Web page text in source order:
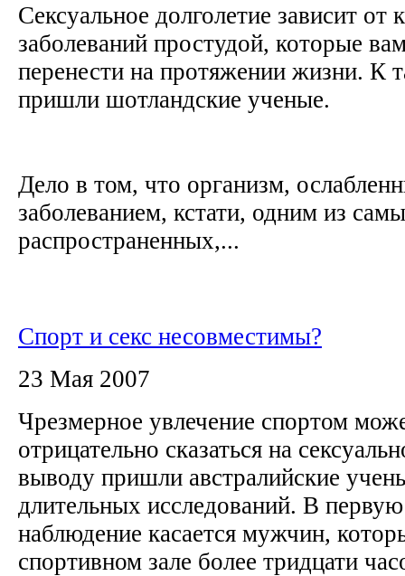
Сексуальное долголетие зависит от
заболеваний простудой, которые
перенести на протяжении жизни. К
пришли шотландские ученые.
Дело в том, что организм,
заболеванием, кстати, одним из
распространенных,...
Спорт и секс несовместимы?
23 Мая 2007
Чрезмерное увлечение спортом
отрицательно сказаться на
выводу пришли австралийские
длительных исследований. В
наблюдение касается мужчин,
спортивном зале более тридцати